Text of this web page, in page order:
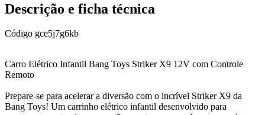
Descrição e ficha técnica
Código gce5j7g6kb
Carro Elétrico Infantil Bang Toys Striker X9 12V com Controle
Remoto
Prepare-se para acelerar a diversão com o incrível Striker X9 da
Bang Toys! Um carrinho elétrico infantil desenvolvido para